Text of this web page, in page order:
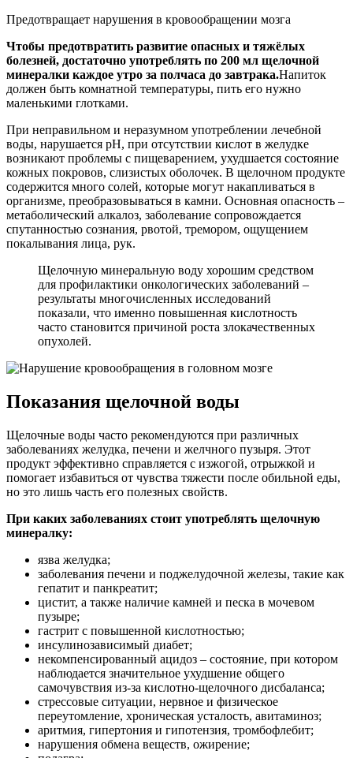
Предотвращает нарушения в кровообращении мозга
Чтобы предотвратить развитие опасных и тяжёлых
болезней, достаточно употреблять по 200 мл щелочной
минералки каждое утро за полчаса до завтрака.Напиток
должен быть комнатной температуры, пить его нужно
маленькими глотками.
При неправильном и неразумном употреблении лечебной
воды, нарушается pH, при отсутствии кислот в желудке
возникают проблемы с пищеварением, ухудшается состояние
кожных покровов, слизистых оболочек. В щелочном продукте
содержится много солей, которые могут накапливаться в
организме, преобразовываться в камни. Основная опасность –
метаболический алкалоз, заболевание сопровождается
спутанностью сознания, рвотой, тремором, ощущением
покалывания лица, рук.
Щелочную минеральную воду хорошим средством
для профилактики онкологических заболеваний –
результаты многочисленных исследований
показали, что именно повышенная кислотность
часто становится причиной роста злокачественных
опухолей.
Показания щелочной воды
Щелочные воды часто рекомендуются при различных
заболеваниях желудка, печени и желчного пузыря. Этот
продукт эффективно справляется с изжогой, отрыжкой и
помогает избавиться от чувства тяжести после обильной еды,
но это лишь часть его полезных свойств.
При каких заболеваниях стоит употреблять щелочную
минералку:
язва желудка;
заболевания печени и поджелудочной железы, такие как
гепатит и панкреатит;
цистит, а также наличие камней и песка в мочевом
пузыре;
гастрит с повышенной кислотностью;
инсулинозависимый диабет;
некомпенсированный ацидоз – состояние, при котором
наблюдается значительное ухудшение общего
самочувствия из-за кислотно-щелочного дисбаланса;
стрессовые ситуации, нервное и физическое
переутомление, хроническая усталость, авитаминоз;
аритмия, гипертония и гипотензия, тромбофлебит;
нарушения обмена веществ, ожирение;